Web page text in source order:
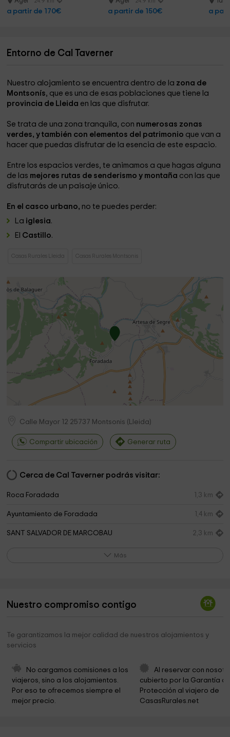
a partir de 170€ a partir de 150€ a
Entorno de Cal Taverner
Nuestro alojamiento se encuentra dentro de la zona de
Montsonís, que es una de esas poblaciones que tiene la
provincia de Lleida en las que disfrutar.
Se trata de una zona tranquila, con numerosas zonas
verdes, y también con elementos del patrimonio que van a
hacer que puedas disfrutar de la esencia de este espacio.
Entre los espacios verdes, te animamos a que hagas alguna
de las mejores rutas de senderismo y montaña con las que
disfrutarás de un paisaje único.
En el casco urbano, no te puedes perder:
La iglesia.
El Castillo.
Casas Rurales Lleida Casas Rurales Montsonis
Calle Mayor 12 25737 Montsonis ( Lleida)
Compartir ubicación Generar ruta
Cerca de Cal Taverner podrás visitar:
Roca Foradada 1,3 km
Ayuntamiento de Foradada 1,4 km
SANT SALVADOR DE MARCOBAU 2,3 km
Santa Maria de Vernet 2,5 km
Cubelles
Cementerio de Montclar
Ayuntamiento de Montclar
Ayuntamiento De Vilanova De Meia 5,0 km
Más
Nuestro compromiso contigo
Te garantizamos la mejor calidad de nuestros alojamientos y
servicios
No cargamos comisiones a los
viajeros, sino a los alojamientos.
Por eso te ofrecemos siempre el
mejor precio.
Al reservar con
cubierto por la Garantía
Protección al viajero de
CasasRurales.net